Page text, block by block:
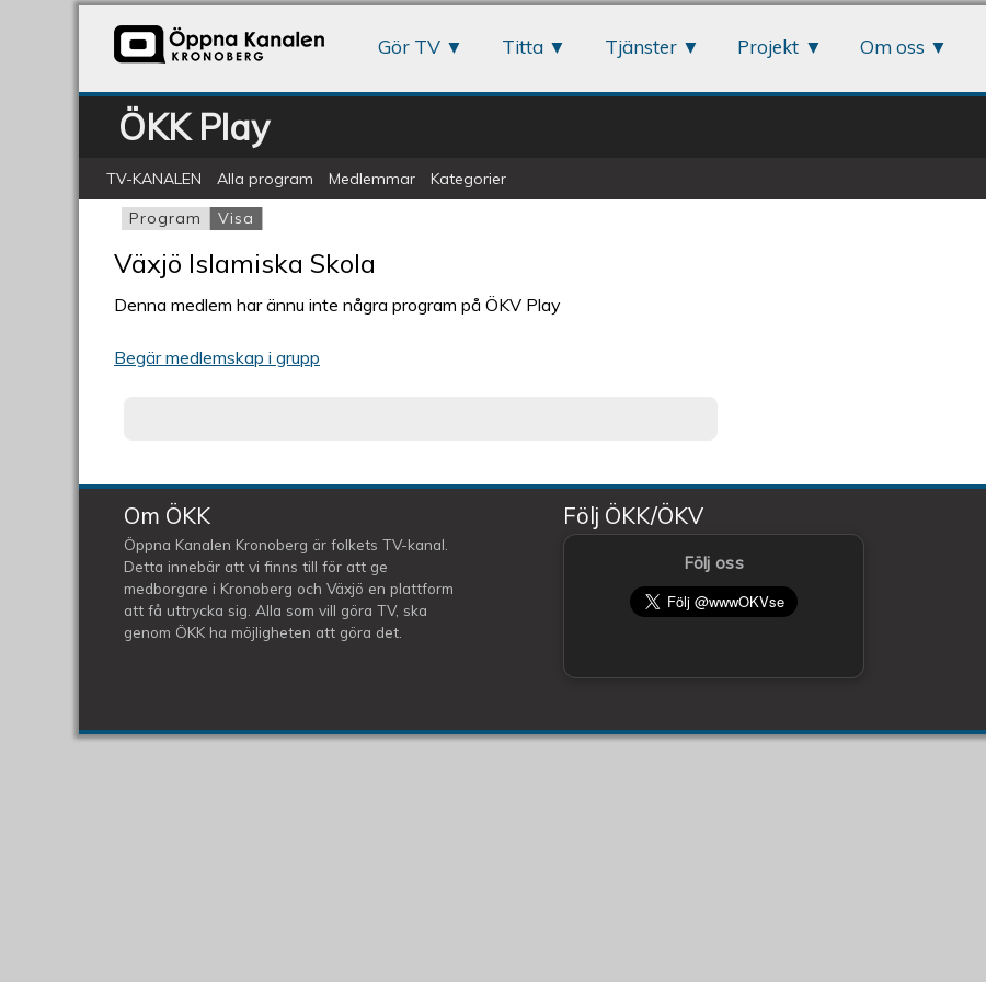
Gör TV Titta Tjänster Projekt Om oss
ÖKK Play
TV-KANALEN Alla program Medlemmar Kategorier
Primära flikar
Program Visa
Växjö Islamiska Skola
Denna medlem har ännu inte några program på ÖKV Play
Begär medlemskap i grupp
Om ÖKK
Öppna Kanalen Kronoberg är folkets TV-kanal.
Detta innebär att vi finns till för att ge
medborgare i Kronoberg och Växjö en plattform
att få uttrycka sig. Alla som vill göra TV, ska
genom ÖKK ha möjligheten att göra det.
Följ ÖKK/ÖKV
Följ oss